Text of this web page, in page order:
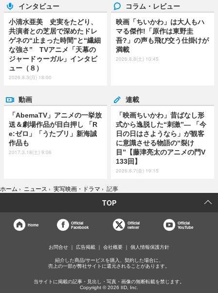
インタビュー
小清水亜美 史実をたどり、
共演者との芝居で深めたドレ
ゲネの“止まった時間”と“繊細
な強さ” TVアニメ「天幕の
ジャードゥーガル」インタビ
ュー（８）
2026.8.3(月) 18:00
コラム・レビュー
映画「ちいかわ」は大人もハ
マる傑作!「原作は東野圭
吾?」の声も飛び交う仕掛けが
満載
2026.8.8(土) 10:45
動画
「AbemaTV」アニメの一挙放
送＆劇場作品が目白押し 「R
e:ゼロ」「うたプリ」新海誠
作品も
2017.3.18(土) 9:06
連載
「映画ちいかわ」昔ばなし形
式から逸脱した“刺激”― 「今
日の日はさようなら」が観客
に意識させる物語の“裂け
目”【藤津亮太のアニメの門V
133回】
2026.8.7(金) 19:15
ホーム › ニュース › 実写映画・ドラマ › 記事
TOP
Home
Official
Facebook
Official
twitter
Official
YouTube
お問合せ 広告掲載 会社概要 個人情報保護方針
紹介した商品/サービスを購入、契約した場合に、
売上の一部が弊社サイトに還元されることがあります。
当サイトに掲載の記事・見出し・写真・画像の無断転載を禁じます。
Copyright © 2026 IID, Inc.